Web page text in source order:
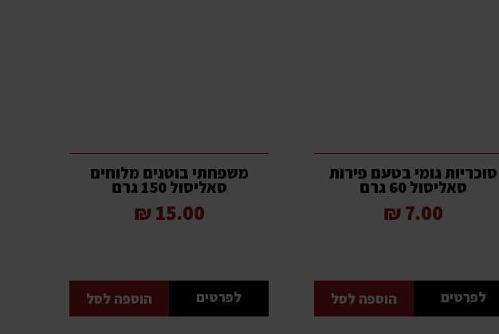
סוכריות גומי בטעם פירות
סאליסול 60 גרם
7.00 ₪
לפרטים הוספה לסל
משפחתי בוטנים מלוחים
סאליסול 150 גרם
15.00 ₪
לפרטים הוספה לסל